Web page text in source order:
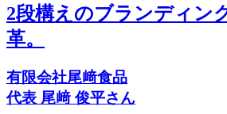
2段構えのブランディン
革。
有限会社尾﨑食品
代表 尾﨑 俊平さん